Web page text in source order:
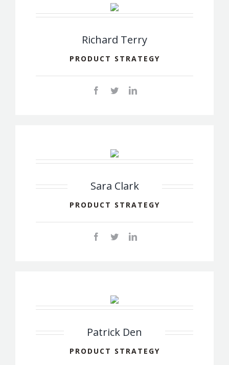
Richard Terry
PRODUCT STRATEGY
Sara Clark
PRODUCT STRATEGY
Patrick Den
PRODUCT STRATEGY